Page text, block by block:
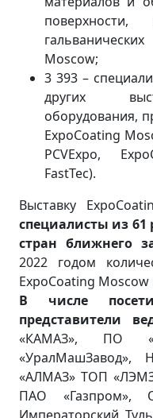
Moscow;
3 393 –
других
оборудования,
ExpoCoating
PCVExpo,
FastTec).
Выставку
специалисты из 61
стран ближнего
2022 годом
ExpoCoating Moscow
В числе
представители
«КАМАЗ», ПО
«АЛМАЗ» ТОП
ПАО «Газпром»,